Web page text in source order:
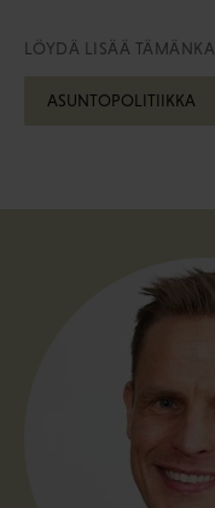
LÖYDÄ LISÄÄ
ASUNTOPOLITIIKKA